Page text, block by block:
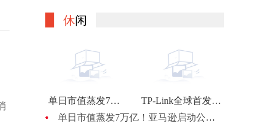
休闲
单日市值蒸发7万亿！亚马逊启动公司最大规模裁员：计划裁员约1万人
TP-Link全球首发多款Wi-Fi 7路由：宣称BE900的峰值网速可达24Gbps
单日市值蒸发7万亿！亚马逊启动公司最大规模裁员：计划裁员约1万人